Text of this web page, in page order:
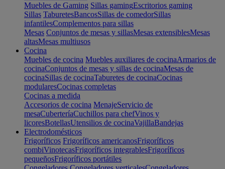
Muebles de Gaming Sillas gamingEscritorios gaming
Sillas TaburetesBancosSillas de comedorSillas
infantilesComplementos para sillas
Mesas Conjuntos de mesas y sillasMesas extensiblesMesas
altasMesas multiusos
Cocina
Muebles de cocina Muebles auxiliares de cocinaArmarios de
cocinaConjuntos de mesas y sillas de cocinaMesas de
cocinaSillas de cocinaTaburetes de cocinaCocinas
modularesCocinas completas
Cocinas a medida
Accesorios de cocina MenajeServicio de
mesaCuberteríaCuchillos para chefVinos y
licoresBotellasUtensilios de cocinaVajillaBandejas
Electrodomésticos
Frigoríficos Frigoríficos americanosFrigoríficos
combiVinotecasFrigoríficos integrablesFrigoríficos
pequeñosFrigoríficos portátiles